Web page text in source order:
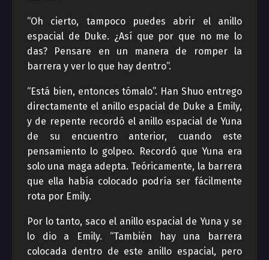
“Oh cierto, tampoco puedes abrir el anillo
espacial de Duke. ¿Así que por que no me lo
das? Pensare en un manera de romper la
barrera y ver lo que hay dentro”.
“Está bien, entonces tómalo”. Han Shuo entrego
directamente el anillo espacial de Duke a Emily,
y de repente recordó el anillo espacial de Yuna
de su encuentro anterior, cuando este
pensamiento lo golpeo. Recordó que Yuna era
solo una maga adepta. Teóricamente, la barrera
que ella había colocado podría ser fácilmente
rota por Emily.
Por lo tanto, saco el anillo espacial de Yuna y se
lo dio a Emily. “También hay una barrera
colocada dentro de este anillo espacial, pero